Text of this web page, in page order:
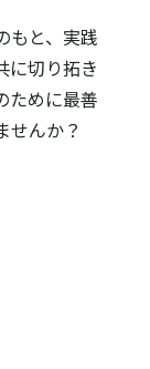
もと、実践
に切り拓き
ために最善
せんか？